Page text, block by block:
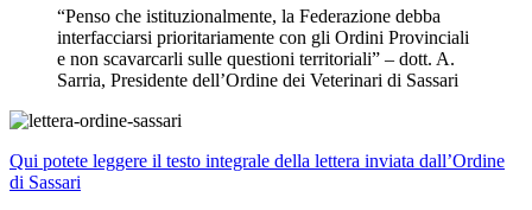
“Penso che istituzionalmente, la Federazione debba
interfacciarsi prioritariamente con gli Ordini Provinciali
e non scavarcarli sulle questioni territoriali” – dott. A.
Sarria, Presidente dell’Ordine dei Veterinari di Sassari
Qui potete leggere il testo integrale della lettera inviata dall’Ordine
di Sassari